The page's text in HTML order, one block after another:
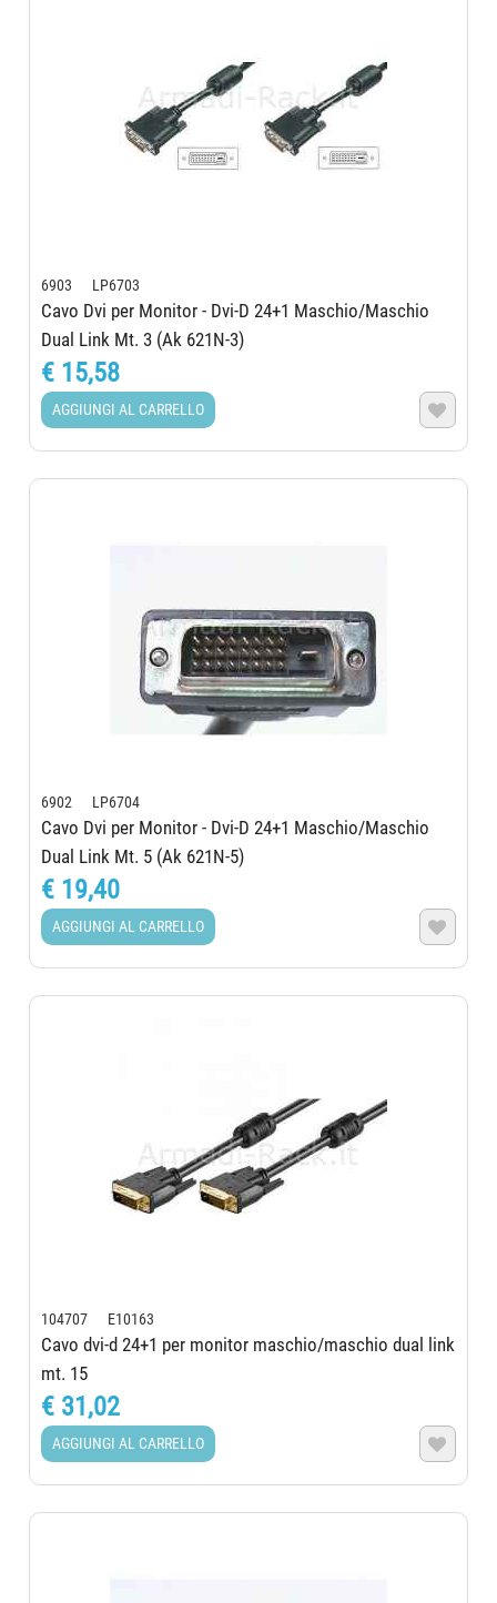
6903 LP6703
Cavo Dvi per Monitor - Dvi-D 24+1 Maschio/Maschio
Dual Link Mt. 3 (Ak 621N-3)
€ 15,58
AGGIUNGI AL CARRELLO 
6902 LP6704
Cavo Dvi per Monitor - Dvi-D 24+1 Maschio/Maschio
Dual Link Mt. 5 (Ak 621N-5)
€ 19,40
AGGIUNGI AL CARRELLO 
104707 E10163
Cavo dvi-d 24+1 per monitor maschio/maschio dual link
mt. 15
€ 31,02
AGGIUNGI AL CARRELLO 